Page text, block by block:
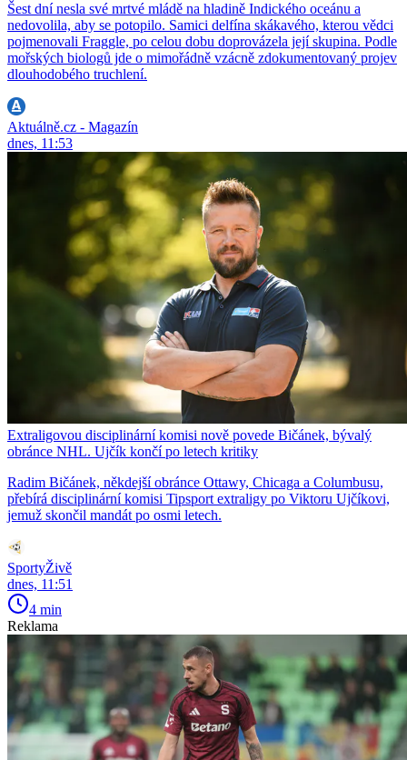
Šest dní nesla své mrtvé mládě na hladině Indického oceánu a
nedovolila, aby se potopilo. Samici delfína skákavého, kterou vědci
pojmenovali Fraggle, po celou dobu doprovázela její skupina. Podle
mořských biologů jde o mimořádně vzácně zdokumentovaný projev
dlouhodobého truchlení.
Aktuálně.cz - Magazín
dnes, 11:53
Extraligovou disciplinární komisi nově povede Bičánek, bývalý
obránce NHL. Ujčík končí po letech kritiky
Radim Bičánek, někdejší obránce Ottawy, Chicaga a Columbusu,
přebírá disciplinární komisi Tipsport extraligy po Viktoru Ujčíkovi,
jemuž skončil mandát po osmi letech.
SportyŽivě
dnes, 11:51
4 min
Reklama